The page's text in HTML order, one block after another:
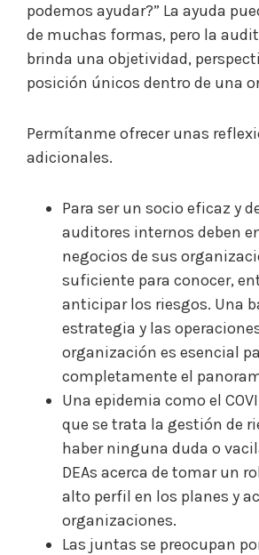
podemos ayudar?” La ayuda
de muchas formas, pero la
brinda una objetividad,
posición únicos dentro de una
Permítanme ofrecer unas
adicionales.
Para ser un socio eficaz y
auditores internos deben
negocios de sus
suficiente para conocer,
anticipar los riesgos. Una
estrategia y las
organización es esencial
completamente el
Una epidemia como el
que se trata la gestión de
haber ninguna duda o
DEAs acerca de tomar un
alto perfil en los planes y
organizaciones.
Las juntas se preocupan